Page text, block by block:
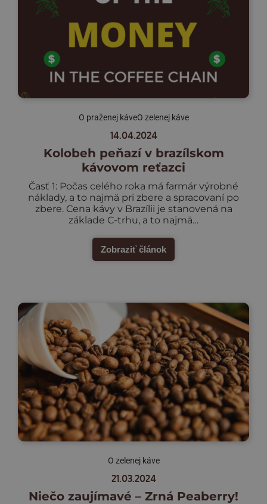
O praženej káveO zelenej káve
14.04.2024
Kolobeh peňazí v brazílskom
kávovom reťazci
Časť 1: Počas celého roka má farmár výrobné
náklady, a to najmä pri zbere a spracovaní po
zbere. Cena kávy v Brazílii je stanovená na
základe C-trhu, a to najmä…
Zobraziť článok
O zelenej káve
21.03.2024
Niečo zaujímavé – Zrná Peaberry!